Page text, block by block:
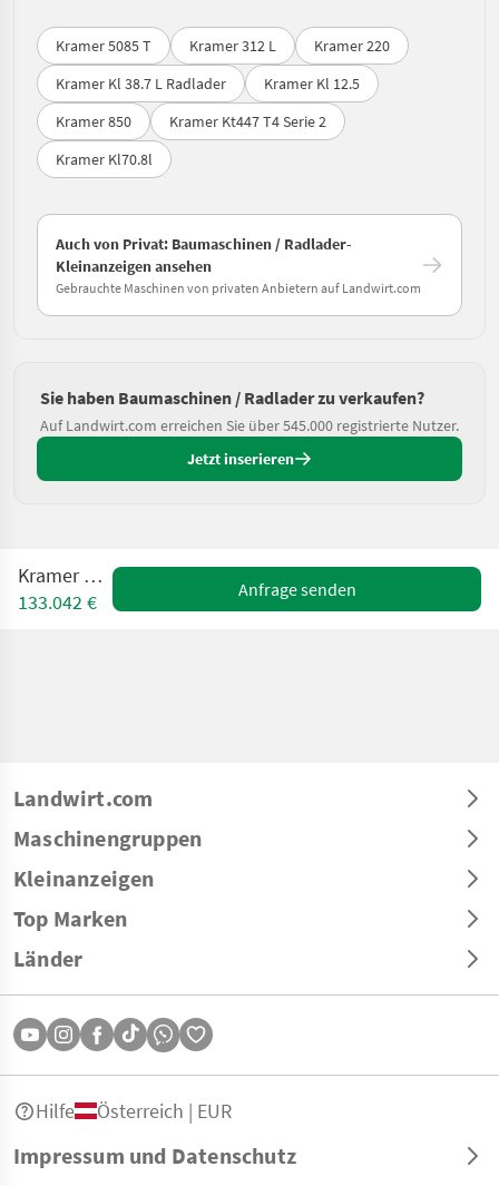
Kramer 5085 T Kramer 312 L
Kramer 220
Kramer Kl 38.7 L Radlader
Kramer Kl 12.5
Kramer 850
Kramer Kt447 T4 Serie 2
Kramer Kl70.8l
Auch von Privat: Baumaschinen / Radlader-
Kleinanzeigen ansehen
Gebrauchte Maschinen von privaten Anbietern auf Landwirt.com
Sie haben Baumaschinen / Radlader zu verkaufen?
Auf Landwirt.com erreichen Sie über 545.000 registrierte Nutzer.
Jetzt inserieren
Kramer KL70.8
133.042 €
Anfrage senden
Landwirt.com
Maschinengruppen
Kleinanzeigen
Top Marken
Länder
Impressum und Datenschutz
Hilfe Österreich | EUR